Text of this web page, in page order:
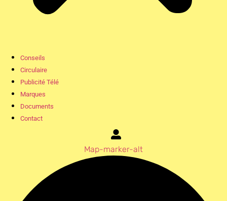
Conseils
Circulaire
Publicité Télé
Marques
Documents
Contact
Map-marker-alt